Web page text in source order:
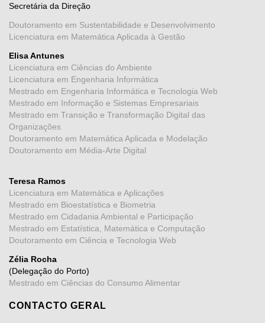
Secretária da Direção
Doutoramento em Sustentabilidade e Desenvolvimento
Licenciatura em Matemática Aplicada à Gestão
Elisa Antunes
Licenciatura em Ciências do Ambiente
Licenciatura em Engenharia Informática
Mestrado em Engenharia Informática e Tecnologia Web
Mestrado em Informação e Sistemas Empresariais
Mestrado em Transição e Transformação Digital das
Organizações
Doutoramento em Matemática Aplicada e Modelação
Doutoramento em Média-Arte Digital
Teresa Ramos
Licenciatura em Matemática e Aplicações
Mestrado em Bioestatística e Biometria
Mestrado em Cidadania Ambiental e Participação
Mestrado em Estatística, Matemática e Computação
Doutoramento em Ciência e Tecnologia Web
Zélia Rocha
(Delegação do Porto)
Mestrado em Ciências do Consumo Alimentar
CONTACTO GERAL